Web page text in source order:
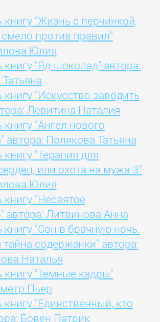
книгу "Жизнь с перчинкой,
против правил"
Юлия
книгу "Яд-шоколад" автора:
книгу "Искусство заводить
Левитина Наталия
книгу "Ангел нового
автора: Полякова Татьяна
книгу "Терапия для
или охота на мужа-3"
Юлия
книгу "Несвятое
автора: Литвинова Анна
книгу "Сон в брачную ночь.
содержанки" автора:
Наталья
книгу "Темные кадры"
Пьер
книгу "Единственный, кто
Бовен Патрик